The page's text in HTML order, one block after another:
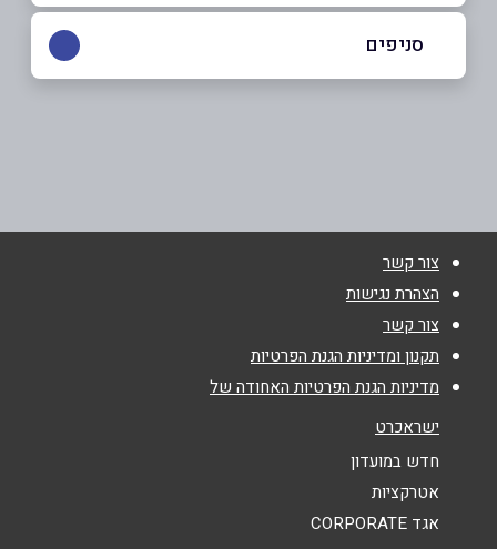
באתר בפייסבוק
טלפון*
אימייל
אנא חזרו אלי בקשר ל...
הודעה
סניפים
צור קשר
הצהרת נגישות
צור קשר
תקנון ומדיניות הגנת הפרטיות
מדיניות הגנת הפרטיות האחודה של
ישראכרט
חדש במועדון
אטרקציות
אגד CORPORATE